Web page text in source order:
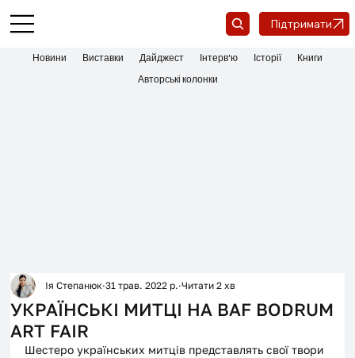
Підтримати
УКРАЇНСЬКІ МИТЦІ НА BAF BODRUM
ART FAIR
Ія Степанюк 31 трав. 2022 р. Читати 2 хв
Шестеро українських митців представлять свої твори
Новини Виставки Дайджест Інтерв'ю Історії
Книги
Авторські колонки